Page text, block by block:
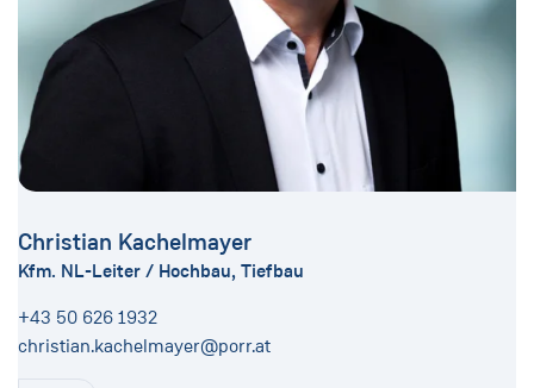
Christian Kachelmayer
Kfm. NL-Leiter / Hochbau, Tiefbau
+43 50 626 1932
christian.kachelmayer@porr.at